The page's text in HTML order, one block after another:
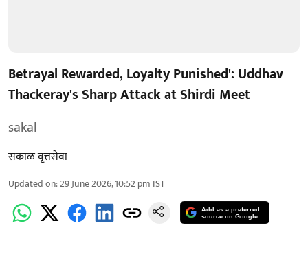
Betrayal Rewarded, Loyalty Punished': Uddhav
Thackeray's Sharp Attack at Shirdi Meet
sakal
सकाळ वृत्तसेवा
Updated on:29 June 2026, 10:52 pm IST
Add as a preferred
source on Google